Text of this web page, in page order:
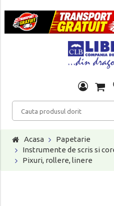
Acasa
Papetarie
Instrumente de scris si
Pixuri, rollere, linere